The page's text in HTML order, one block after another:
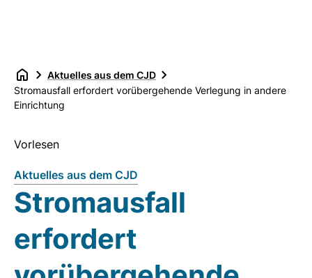
Aktuelles aus dem CJD
Stromausfall erfordert vorübergehende Verlegung in andere
Einrichtung
Vorlesen
Aktuelles aus dem CJD
Stromausfall
erfordert